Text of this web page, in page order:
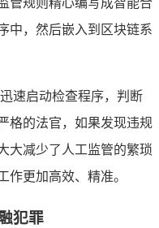
中，然后嵌入到区块链系
速启动检查程序，判断
格的法官，如果发现违规
大减少了人工监管的繁琐
作更加高效、精准。
犯罪